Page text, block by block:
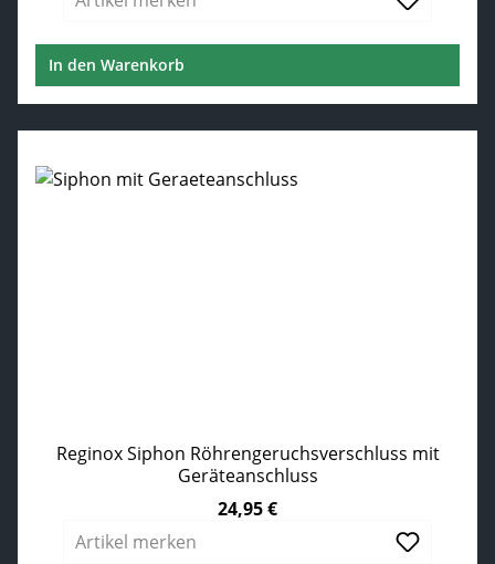
In den Warenkorb
Reginox Siphon Röhrengeruchsverschluss mit
Geräteanschluss
24,95 €
Artikel merken